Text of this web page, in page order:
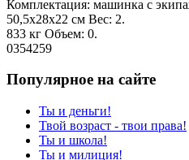
Комплектация: машинка с
50,5х28х22 см Вес: 2.
833 кг Объем: 0.
0354259
Популярное на сайте
Ты и деньги!
Твой возраст - твои права!
Ты и школа!
Ты и милиция!